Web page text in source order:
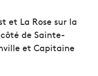
et La Rose sur la
de Sainte-
et Capitaine